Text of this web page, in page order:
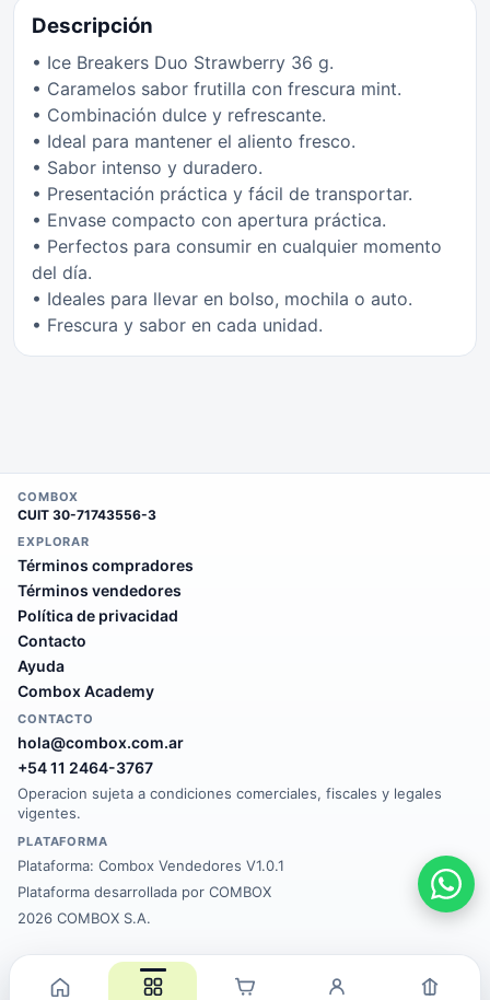
Descripción
• Ice Breakers Duo Strawberry 36 g.
• Caramelos sabor frutilla con frescura mint.
• Combinación dulce y refrescante.
• Ideal para mantener el aliento fresco.
• Sabor intenso y duradero.
• Presentación práctica y fácil de transportar.
• Envase compacto con apertura práctica.
• Perfectos para consumir en cualquier momento
del día.
• Ideales para llevar en bolso, mochila o auto.
• Frescura y sabor en cada unidad.
COMBOX
CUIT 30-71743556-3
EXPLORAR
Términos compradores
Términos vendedores
Política de privacidad
Contacto
Ayuda
Combox Academy
CONTACTO
hola@combox.com.ar
+54 11 2464-3767
Operacion sujeta a condiciones comerciales, fiscales y legales
vigentes.
PLATAFORMA
Plataforma: Combox Vendedores V1.0.1
Plataforma desarrollada por COMBOX
2026 COMBOX S.A.